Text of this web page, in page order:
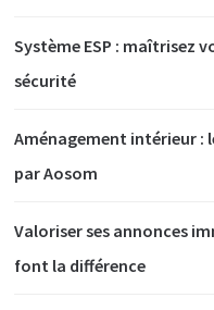
Système ESP :
sécurité
Aménagement intérieur :
par Aosom
Valoriser ses annonces
font la différence